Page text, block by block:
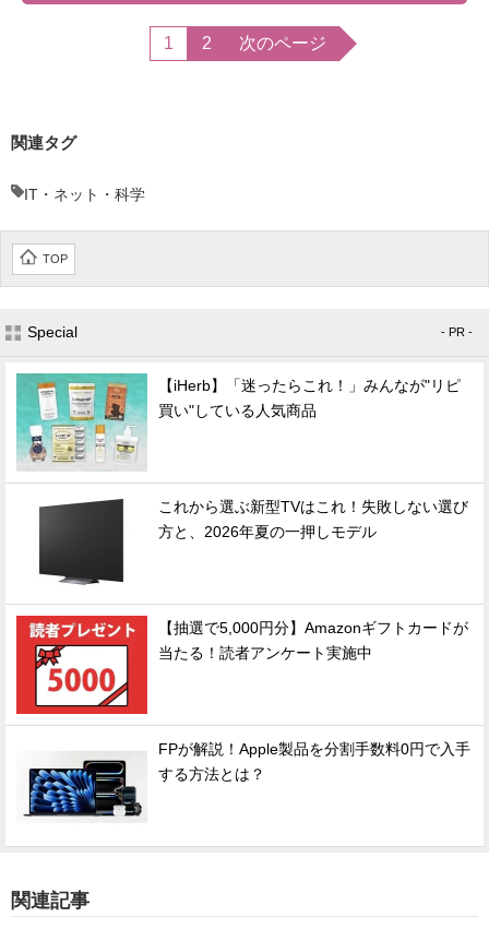
1 2 次のページ
関連タグ
IT・ネット・科学
TOP
Special - PR -
【iHerb】「迷ったらこれ！」みんなが"リピ
買い"している人気商品
これから選ぶ新型TVはこれ！失敗しない選び
方と、2026年夏の一押しモデル
【抽選で5,000円分】Amazonギフトカードが
当たる！読者アンケート実施中
FPが解説！Apple製品を分割手数料0円で入手
する方法とは？
関連記事